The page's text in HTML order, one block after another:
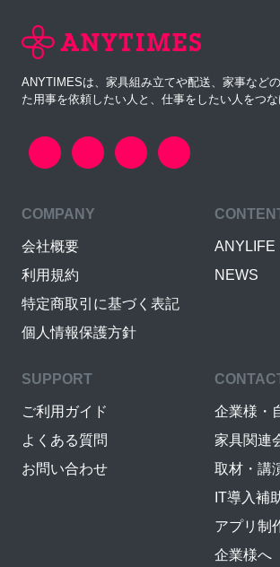
ANYTIMESは、家具組み立てや配送、家事など
た用事を依頼したい人と、仕事をしたい人をつな
COMPANY
会社概要
利用規約
特定商取引に基づく表記
個人情報保護方針
ANYLIFE
NEWS
SUPPORT
ご利用ガイド
よくある質問
お問い合わせ
企業様・
家具関連
取材・講
IT導入補
アプリ制
企業様へ